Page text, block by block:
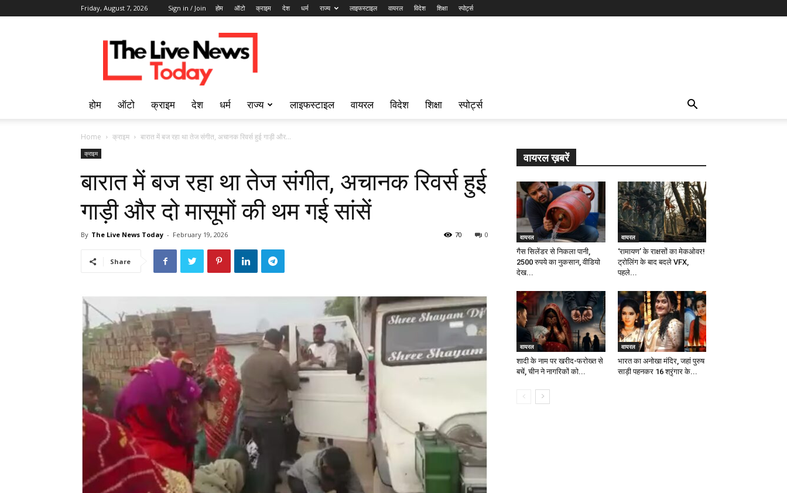
Friday, August 7, 2026 Sign in / Join होम ऑटो क्राइम देश धर्म राज्य लाइफस्टाइल वायरल विदेश शिक्षा स्पोर्ट्स
Breaking
News
in
Hindi,
खबरें,
Hindi
Live
Live
News
Today
होम ऑटो क्राइम देश धर्म राज्य लाइफस्टाइल वायरल विदेश शिक्षा स्पोर्ट्स
Home क्राइम बारात में बज रहा था तेज संगीत, अचानक रिवर्स हुई गाड़ी और...
क्राइम
बारात में बज रहा था तेज संगीत, अचानक रिवर्स हुई
गाड़ी और दो मासूमों की थम गई सांसें
By The Live News Today - February 19, 2026 0
70
Share
वायरल ख़बरें
वायरल
गैस सिलेंडर से निकला पानी,
2500 रुपये का नुकसान, वीडियो
देख...
वायरल
‘रामायण’ के राक्षसों का मेकओवर!
ट्रोलिंग के बाद बदले VFX,
पहले...
वायरल
शादी के नाम पर खरीद-फरोख्त से
बचें, चीन ने नागरिकों को...
वायरल
भारत का अनोखा मंदिर, जहां पुरुष
साड़ी पहनकर 16 श्रृंगार के...